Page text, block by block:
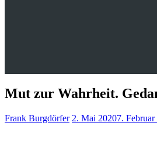
Mut zur Wahrheit.
Frank Burgdörfer 2. Mai 20207. Februar